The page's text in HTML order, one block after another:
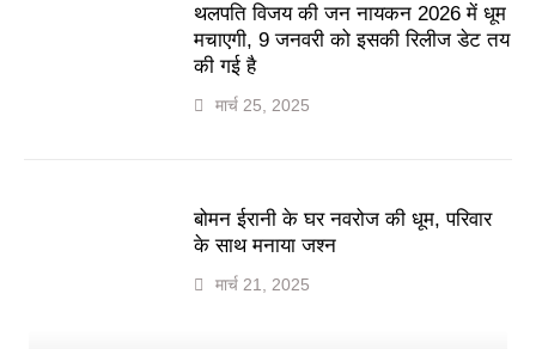
थलपति विजय की जन नायकन 2026 में धूम
मचाएगी, 9 जनवरी को इसकी रिलीज डेट तय
की गई है
मार्च 25, 2025
बोमन ईरानी के घर नवरोज की धूम, परिवार
के साथ मनाया जश्न
मार्च 21, 2025